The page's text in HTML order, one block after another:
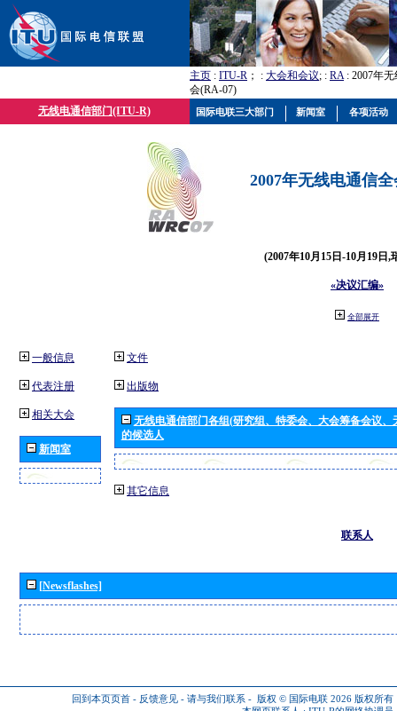
主页 : ITU-R ； : 大会和会议; : RA: 2007年
会(RA-07)
无线电通信部门(ITU-R)
2007年无线电通信
(2007年10月15日-10月19日,
«决议汇编»
全部展开
一般信息
代表注册
相关大会
新闻室
文件
出版物
无线电通信部门各组(研究组、特委会、大会筹备会议
的候选人
其它信息
联系人
[Newsflashes]
回到本页页首 - 反馈意见 - 请与我们联系 - 版权 © 国际电联 2026 版权所有
国际电联三大部门 新闻室 各项活动